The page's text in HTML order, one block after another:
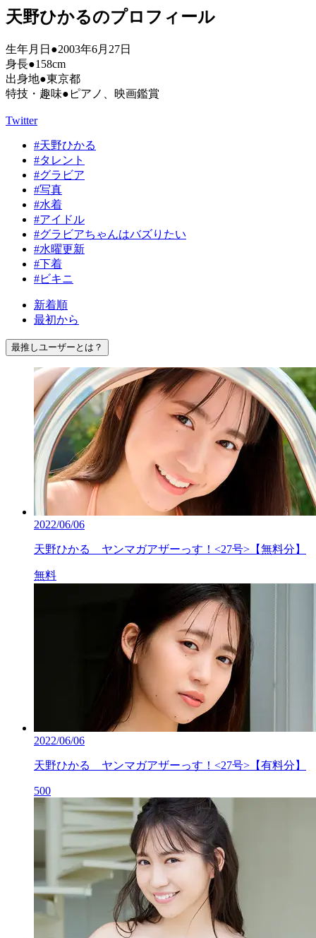
天野ひかるのプロフィール
生年月日●2003年6月27日
身長●158cm
出身地●東京都
特技・趣味●ピアノ、映画鑑賞
Twitter
#天野ひかる
#タレント
#グラビア
#写真
#水着
#アイドル
#グラビアちゃんはバズりたい
#水曜更新
#下着
#ビキニ
新着順
最初から
最推しユーザーとは？
2022/06/06
天野ひかる ヤンマガアザーっす！<27号>【無料分】
無料
2022/06/06
天野ひかる ヤンマガアザーっす！<27号>【有料分】
500